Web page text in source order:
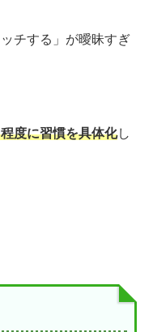
チする」が曖昧すぎ
度に習慣を具体化し